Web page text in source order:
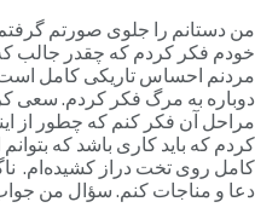
دستانم را جلوی صورتم گرفتم
فکر کردم که چقدر جالب
احساس تاریکی کامل
به مرگ فکر کردم. سعی
آن فکر کنم که چطور از
که باید کاری باشد که
روی تخت دراز کشیده‌ام.
و مناجات کنم. سؤال من